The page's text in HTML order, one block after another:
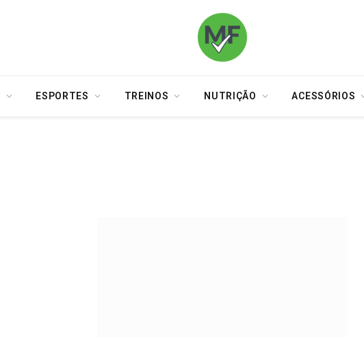
ESPORTES TREINOS NUTRIÇÃO ACESSÓRIOS